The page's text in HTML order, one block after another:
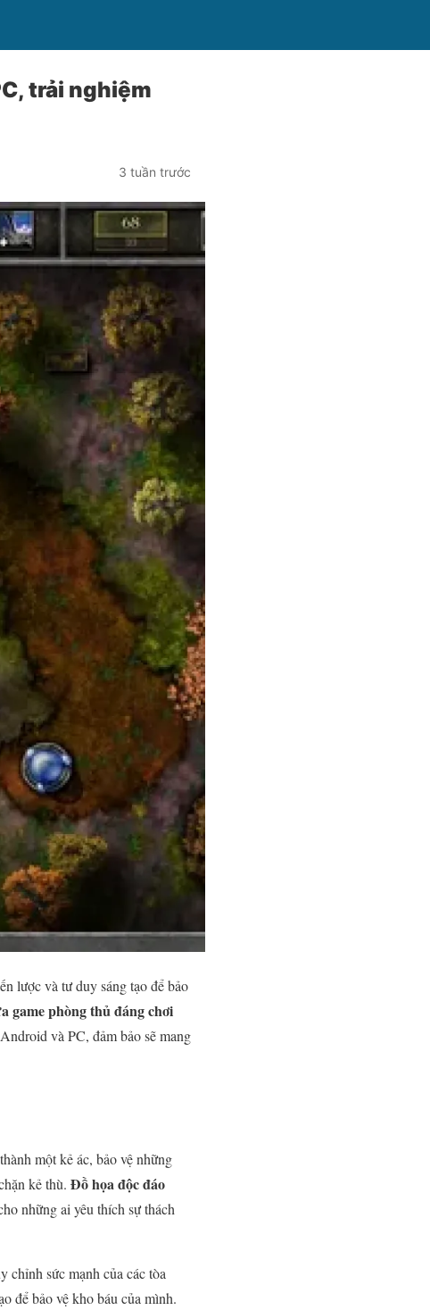
trải nghiệm
3 tuần trước
lược và tư duy sáng tạo để bảo
game phòng thủ đáng chơi
và PC, đảm bảo sẽ mang
một kẻ ác, bảo vệ những
kẻ thù. Đồ họa độc đáo
những ai yêu thích sự thách
chỉnh sức mạnh của các tòa
để bảo vệ kho báu của mình.